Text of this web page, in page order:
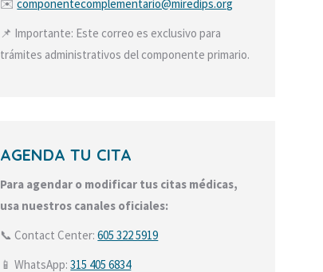
✉️componentecomplementario@miredips.org
📌 Importante: Este correo es exclusivo para
trámites administrativos del componente primario.
AGENDA TU CITA
Para agendar o modificar tus citas médicas,
usa nuestros canales oficiales:
📞 Contact Center:605 322 5919
📱 WhatsApp:315 405 6834